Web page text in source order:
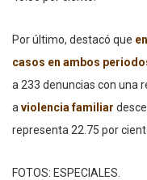
Por último, destacó que
casos en ambos
a 233 denuncias con una
a violencia familiar
representa 22.75 por
FOTOS: ESPECIALES.